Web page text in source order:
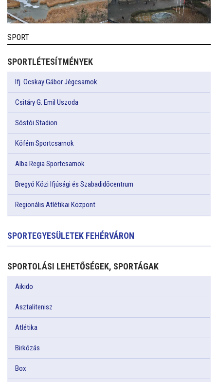
SPORT
SPORTLÉTESÍTMÉNYEK
Ifj. Ocskay Gábor Jégcsarnok
Csitáry G. Emil Uszoda
Sóstói Stadion
Köfém Sportcsarnok
Alba Regia Sportcsarnok
Bregyó Közi Ifjúsági és Szabadidőcentrum
Regionális Atlétikai Központ
SPORTEGYESÜLETEK FEHÉRVÁRON
SPORTOLÁSI LEHETŐSÉGEK, SPORTÁGAK
Aikido
Asztalitenisz
Atlétika
Birkózás
Box